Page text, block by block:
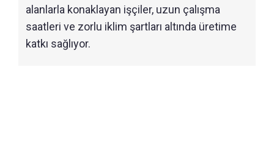
alanlarla konaklayan işçiler, uzun çalışma
saatleri ve zorlu iklim şartları altında üretime
katkı sağlıyor.